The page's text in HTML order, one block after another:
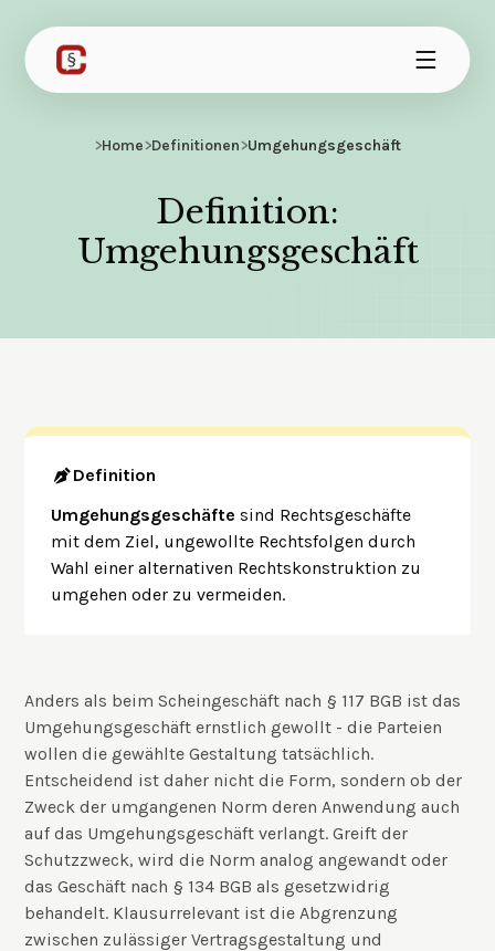
>Home>Definitionen>Umgehungsgeschäft
Definition:
Umgehungsgeschäft
Definition
Umgehungsgeschäfte sind Rechtsgeschäfte
mit dem Ziel, ungewollte Rechtsfolgen durch
Wahl einer alternativen Rechtskonstruktion zu
umgehen oder zu vermeiden.
Anders als beim Scheingeschäft nach § 117 BGB ist das
Umgehungsgeschäft ernstlich gewollt - die Parteien
wollen die gewählte Gestaltung tatsächlich.
Entscheidend ist daher nicht die Form, sondern ob der
Zweck der umgangenen Norm deren Anwendung auch
auf das Umgehungsgeschäft verlangt. Greift der
Schutzzweck, wird die Norm analog angewandt oder
das Geschäft nach § 134 BGB als gesetzwidrig
behandelt. Klausurrelevant ist die Abgrenzung
zwischen zulässiger Vertragsgestaltung und